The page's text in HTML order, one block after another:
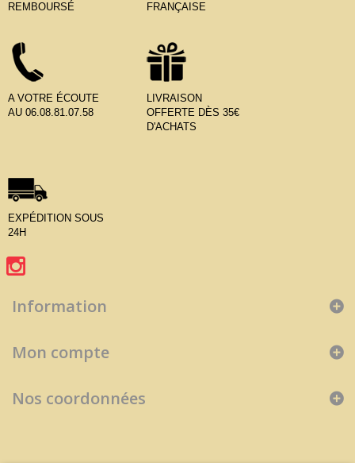
REMBOURSÉ
FRANÇAISE
A VOTRE ÉCOUTE
AU 06.08.81.07.58
LIVRAISON
OFFERTE DÈS 35€
D'ACHATS
EXPÉDITION SOUS
24H
Information
Mon compte
Nos coordonnées